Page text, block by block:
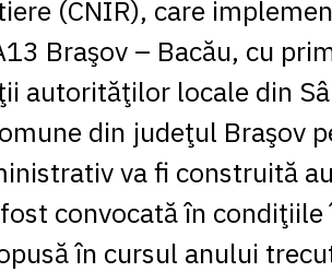
(CNIR), care
Braşov – Bacău, cu
autorităţilor locale din
din judeţul Braşov
va fi construită
convocată în condiţiile
în cursul anului